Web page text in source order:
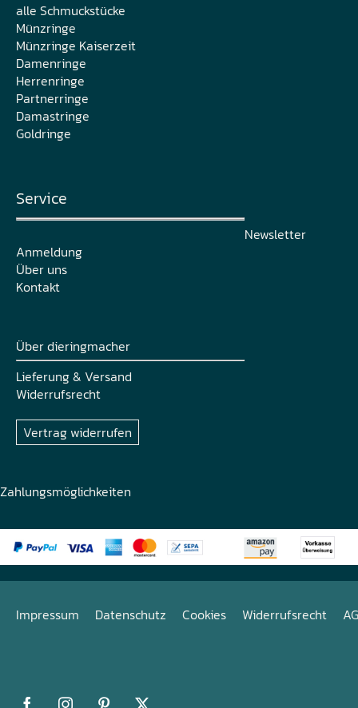
alle Schmuckstücke
Münzringe
Münzringe Kaiserzeit
Damenringe
Herrenringe
Partnerringe
Damastringe
Goldringe
Service
Newsletter
Anmeldung
Über uns
Kontakt
Über dieringmacher
Lieferung & Versand
Widerrufsrecht
Vertrag widerrufen
Zahlungsmöglichkeiten
Impressum Datenschutz Cookies Widerrufsrecht